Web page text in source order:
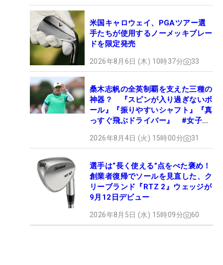
米国キャロウェイ、PGAツアー選
手たちが使用するノーメッキブレー
ドを限定発売
2026年8月6日 (木) 10時37分 33
桑木志帆の全英制覇を支えた三種の
神器？ 『スピンが入り過ぎないボ
ール』『振りやすいシャフト』『真
っすぐ飛ぶドライバー』 #女子プ
2026年8月4日 (火) 15時00分 31
選手は“長く使える”点をべた褒め！
創業者復帰でソールを見直した、ク
リーブランド『RTZ 2』ウェッジが
9月12日デビュー
2026年8月5日 (水) 15時09分 60